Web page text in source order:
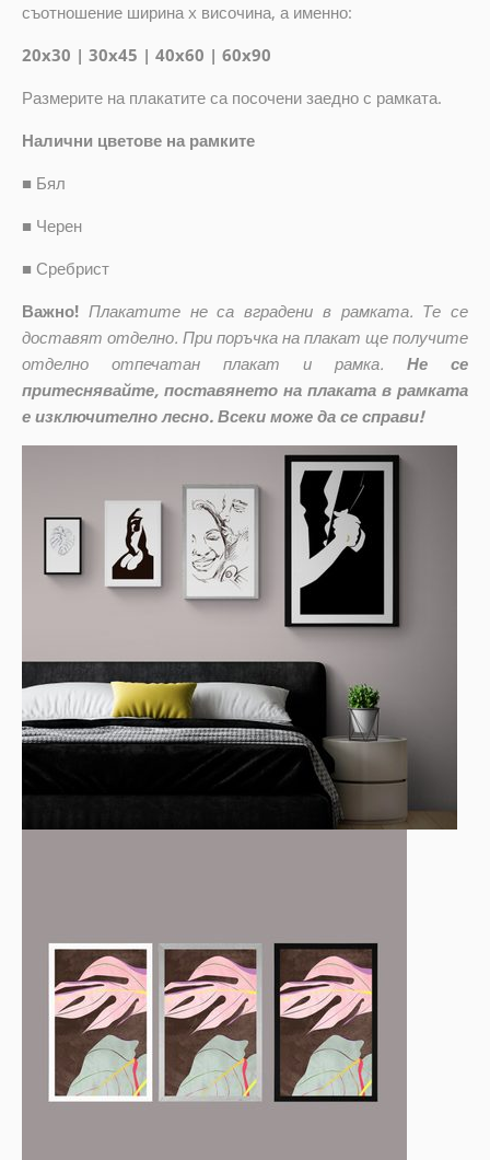
съотношение ширина x височина, а именно:
20x30 | 30x45 | 40x60 | 60x90
Размерите на плакатите са посочени заедно с рамката.
Налични цветове на рамките
■ Бял
■ Черен
■ Сребрист
Важно! Плакатите не са вградени в рамката. Те се
доставят отделно. При поръчка на плакат ще получите
отделно отпечатан плакат и рамка.
Не се
притеснявайте, поставянето на плаката в рамката
е изключително лесно. Всеки може да се справи!